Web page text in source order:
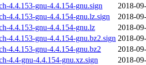
4.4.153-gnu-4.4.154-gnu.sign
2018-
4.4.153-gnu-4.4.154-gnu.lz.sign
2018-
4.4.153-gnu-4.4.154-gnu.lz
2018-
4.4.153-gnu-4.4.154-gnu.bz2.sign 2018-
4.4.153-gnu-4.4.154-gnu.bz2
2018-
4.4-gnu-4.4.154-gnu.xz.sign
2018-